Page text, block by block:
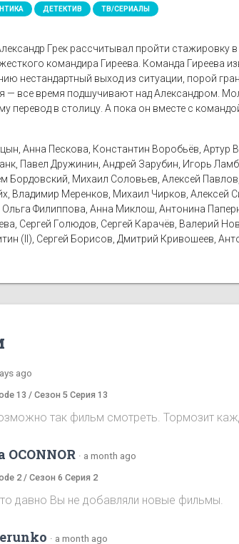
ДЕТЕКТИВ ТВ/СЕРИАЛЫ
Грек рассчитывал пройти
командира Гиреева. Команда Гиреева
нестандартный выход из ситуации, порой
— все время подшучивают над Александром.
перевод в столицу. А пока он вместе с
Анна Пескова, Константин Воробьёв, Артур
Павел Дружинин, Андрей Зарубин, Игорь
Бордовский, Михаил Соловьев, Алексей
Владимир Меренков, Михаил Чирков,
Филиппова, Анна Миклош, Антонина
Сергей Голюдов, Сергей Карачёв, Валерий
(II), Сергей Борисов, Дмитрий Кривошеев,
ago
13 / Сезон 5 Серия 13
так фильм смотреть. Тормозит
· a month ago
2 / Сезон 6 Серия 2
давно Вы не добавляли новые фильмы.
· a month ago